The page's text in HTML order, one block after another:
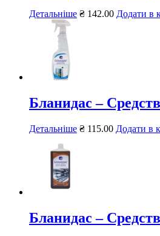
Детальніше ₴ 142.00 Додати в
Бланидас –
Детальніше ₴ 115.00 Додати в
Бланидас –